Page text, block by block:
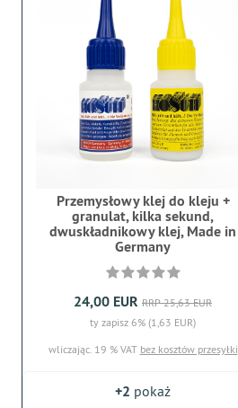
Przemysłowy klej do kleju +
granulat, kilka sekund,
dwuskładnikowy klej, Made in
Germany
24,00 EUR RRP 25,63 EUR
ty zapisz 6% (1,63 EUR)
wliczając. 19 % VAT bez kosztów przesyłki
+2 pokaż